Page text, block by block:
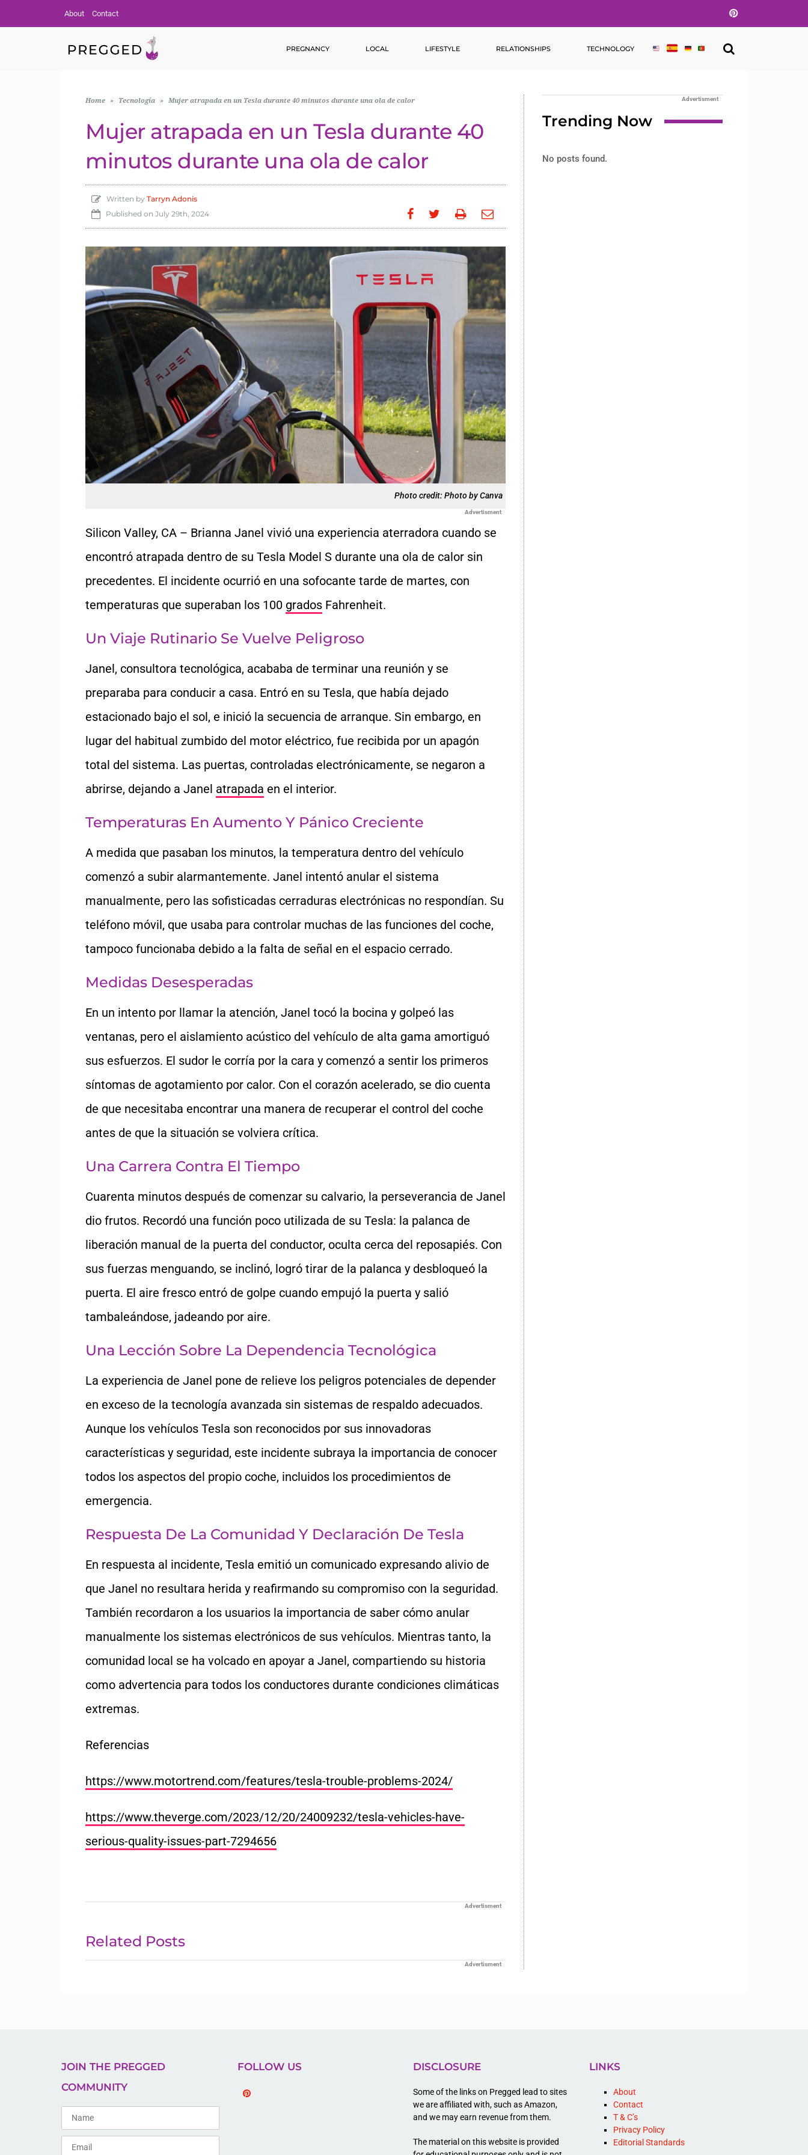
About
Contact
Pinterest
PREGNANCY LOCAL LIFESTYLE RELATIONSHIPS TECHNOLOGY
Home » Tecnología » Mujer atrapada en un Tesla durante 40 minutos durante una ola de calor
Mujer atrapada en un Tesla durante 40
minutos durante una ola de calor
Written by Tarryn Adonis
Published on July 29th, 2024
Photo credit: Photo by Canva
Advertisment
Silicon Valley, CA – Brianna Janel vivió una experiencia aterradora cuando se
encontró atrapada dentro de su Tesla Model S durante una ola de calor sin
precedentes. El incidente ocurrió en una sofocante tarde de martes, con
temperaturas que superaban los 100 grados Fahrenheit.
Un Viaje Rutinario Se Vuelve Peligroso
Janel, consultora tecnológica, acababa de terminar una reunión y se
preparaba para conducir a casa. Entró en su Tesla, que había dejado
estacionado bajo el sol, e inició la secuencia de arranque. Sin embargo, en
lugar del habitual zumbido del motor eléctrico, fue recibida por un apagón
total del sistema. Las puertas, controladas electrónicamente, se negaron a
abrirse, dejando a Janel atrapada en el interior.
Temperaturas En Aumento Y Pánico Creciente
A medida que pasaban los minutos, la temperatura dentro del vehículo
comenzó a subir alarmantemente. Janel intentó anular el sistema
manualmente, pero las sofisticadas cerraduras electrónicas no respondían. Su
teléfono móvil, que usaba para controlar muchas de las funciones del coche,
tampoco funcionaba debido a la falta de señal en el espacio cerrado.
Medidas Desesperadas
En un intento por llamar la atención, Janel tocó la bocina y golpeó las
ventanas, pero el aislamiento acústico del vehículo de alta gama amortiguó
sus esfuerzos. El sudor le corría por la cara y comenzó a sentir los primeros
síntomas de agotamiento por calor. Con el corazón acelerado, se dio cuenta
de que necesitaba encontrar una manera de recuperar el control del coche
antes de que la situación se volviera crítica.
Una Carrera Contra El Tiempo
Cuarenta minutos después de comenzar su calvario, la perseverancia de Janel
dio frutos. Recordó una función poco utilizada de su Tesla: la palanca de
liberación manual de la puerta del conductor, oculta cerca del reposapiés. Con
sus fuerzas menguando, se inclinó, logró tirar de la palanca y desbloqueó la
puerta. El aire fresco entró de golpe cuando empujó la puerta y salió
tambaleándose, jadeando por aire.
Una Lección Sobre La Dependencia Tecnológica
La experiencia de Janel pone de relieve los peligros potenciales de depender
en exceso de la tecnología avanzada sin sistemas de respaldo adecuados.
Aunque los vehículos Tesla son reconocidos por sus innovadoras
características y seguridad, este incidente subraya la importancia de conocer
todos los aspectos del propio coche, incluidos los procedimientos de
emergencia.
Respuesta De La Comunidad Y Declaración De Tesla
En respuesta al incidente, Tesla emitió un comunicado expresando alivio de
que Janel no resultara herida y reafirmando su compromiso con la seguridad.
También recordaron a los usuarios la importancia de saber cómo anular
manualmente los sistemas electrónicos de sus vehículos. Mientras tanto, la
comunidad local se ha volcado en apoyar a Janel, compartiendo su historia
como advertencia para todos los conductores durante condiciones climáticas
extremas.
Referencias
https://www.motortrend.com/features/tesla-trouble-problems-2024/
https://www.theverge.com/2023/12/20/24009232/tesla-vehicles-have-
serious-quality-issues-part-7294656
Advertisment
Related Posts
Advertisment
Advertisment
Trending Now
No posts found.
JOIN THE PREGGED
COMMUNITY
FOLLOW US DISCLOSURE
Some of the links on Pregged lead to sites
we are affiliated with, such as Amazon,
and we may earn revenue from them.
The material on this website is provided
LINKS
About
Contact
T & C’s
Privacy Policy
Editorial Standards